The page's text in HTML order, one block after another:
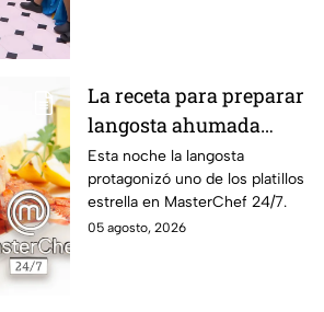
La receta para preparar
langosta ahumada
como en MasterChef
24/7
Esta noche la langosta
protagonizó uno de los platillos
estrella en MasterChef 24/7.
05 agosto, 2026